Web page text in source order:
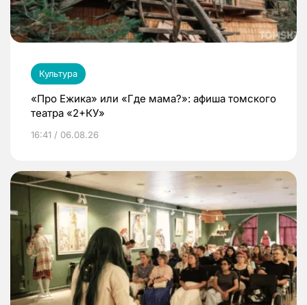
Культура
«Про Ежика» или «Где мама?»: афиша томского
театра «2+КУ»
16:41 / 06.08.26